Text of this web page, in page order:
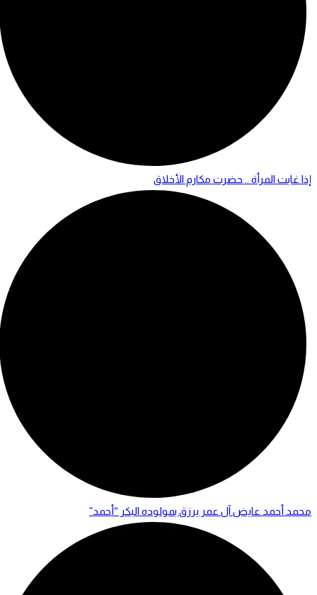
إذا غابت المرأة .. حضرت مكارم الأخلاق
محمد أحمد عايض آل عمر يرزق بمولوده البكر “أحمد”